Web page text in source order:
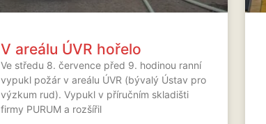
V areálu ÚVR hořelo
Ve středu 8. července před 9. hodinou ranní
vypukl požár v areálu ÚVR (bývalý Ústav pro
výzkum rud). Vypukl v příručním skladišti
firmy PURUM a rozšířil